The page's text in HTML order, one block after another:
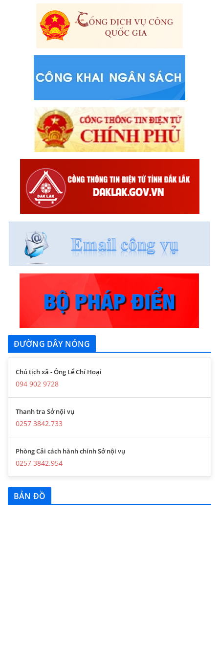
ĐƯỜNG DÂY NÓNG
Chủ tịch xã - Ông Lể Chí Hoại
094 902 9728
Thanh tra Sở nội vụ
0257 3842.733
Phòng Cải cách hành chính Sở nội vụ
0257 3842.954
BẢN ĐỒ